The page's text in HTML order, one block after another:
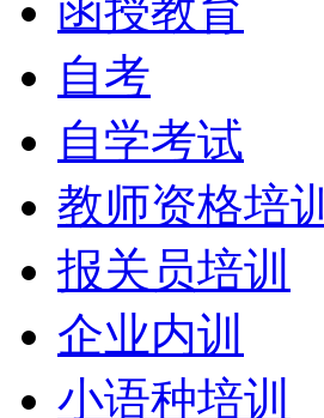
函授教育
自考
自学考试
教师资格培训
报关员培训
企业内训
小语种培训